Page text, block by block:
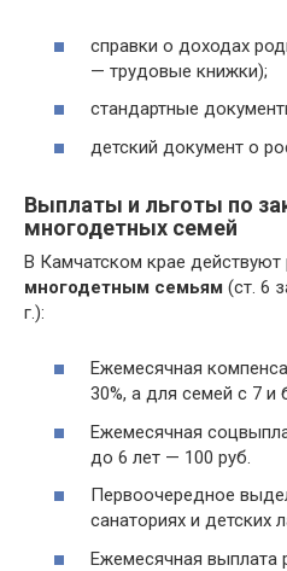
справки о доходах
— трудовые книжки);
стандартные
детский документ о
Выплаты и льготы по
многодетных семей
В Камчатском крае
многодетным семьям (ст. 6
г.):
Ежемесячная
30%, а для семей с 7 и
Ежемесячная
до 6 лет — 100 руб.
Первоочередное
санаториях и детских
Ежемесячная выплата